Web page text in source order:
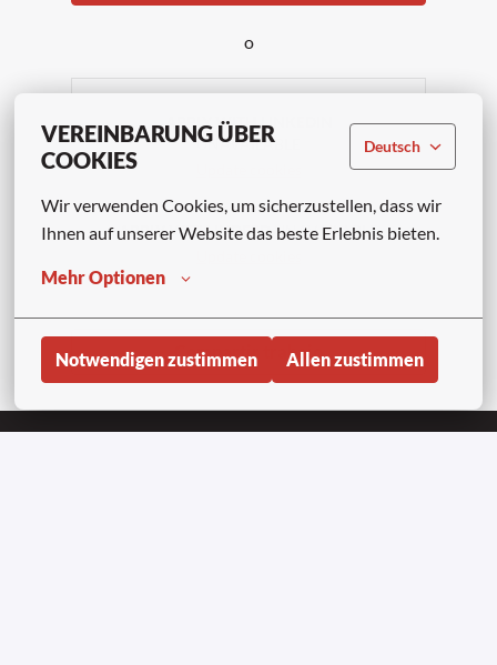
VEREINBARUNG ÜBER
COOKIES
Deutsch
Wir verwenden Cookies, um sicherzustellen, dass wir
Ihnen auf unserer Website das beste Erlebnis bieten.
Mehr Optionen
Notwendigen zustimmen Allen zustimmen
o
APPLY WITH LINKEDIN
UNAVAILABLE
APPLY WITH INDEED UNAVAILABLE
Compartir trabajo